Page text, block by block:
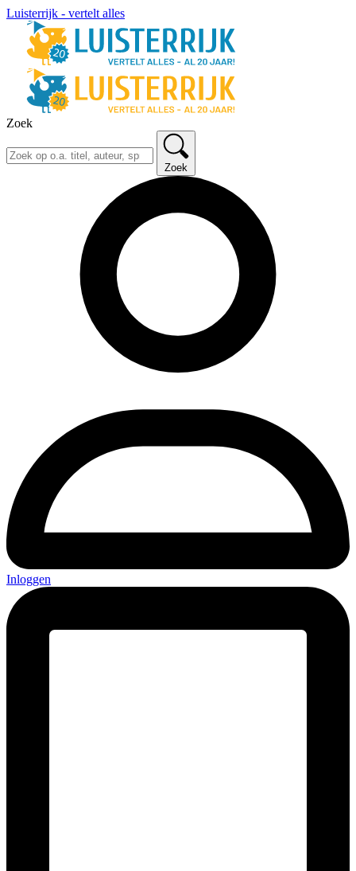
Luisterrijk - vertelt alles
Zoek
Zoek
Inloggen